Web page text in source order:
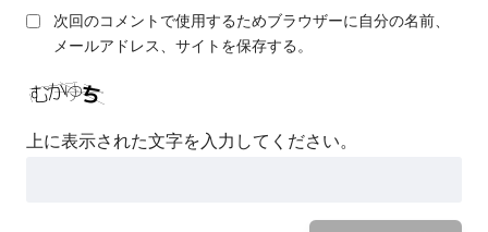
次回のコメントで使用するためブラウザーに自分の名前、
メールアドレス、サイトを保存する。
上に表示された文字を入力してください。